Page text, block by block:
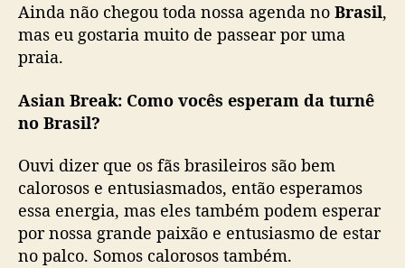
Ainda não chegou toda nossa agenda no Brasil,
mas eu gostaria muito de passear por uma
praia.
Asian Break: Como vocês esperam da turnê
no Brasil?
Ouvi dizer que os fãs brasileiros são bem
calorosos e entusiasmados, então esperamos
essa energia, mas eles também podem esperar
por nossa grande paixão e entusiasmo de estar
no palco. Somos calorosos também.